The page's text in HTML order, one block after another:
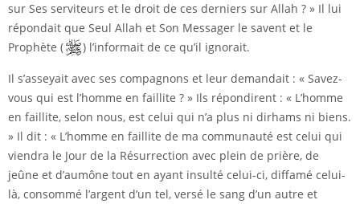
sur Ses serviteurs et le droit de ces derniers sur Allah ? » Il lui
répondait que Seul Allah et Son Messager le savent et le
Prophète (
) l’informait de ce qu’il ignorait.
Il s’asseyait avec ses compagnons et leur demandait : « Savez-
vous qui est l’homme en faillite ? » Ils répondirent : « L’homme
en faillite, selon nous, est celui qui n’a plus ni dirhams ni biens.
» Il dit : « L’homme en faillite de ma communauté est celui qui
viendra le Jour de la Résurrection avec plein de prière, de
jeûne et d’aumône tout en ayant insulté celui-ci, diffamé celui-
là, consommé l’argent d’un tel, versé le sang d’un autre et